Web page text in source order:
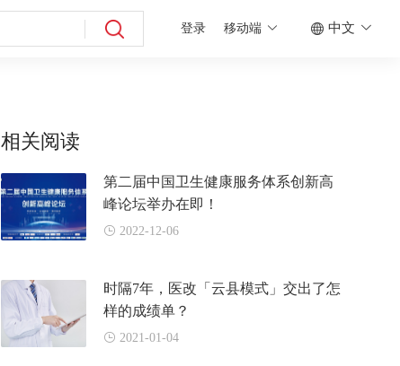
登录 移动端 中文
相关阅读
第二届中国卫生健康服务体系创新高
峰论坛举办在即！
2022-12-06
时隔7年，医改「云县模式」交出了怎
样的成绩单？
2021-01-04